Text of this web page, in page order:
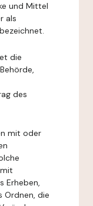
und Mittel
als
die
des
mit oder
Erheben,
Ordnen, die